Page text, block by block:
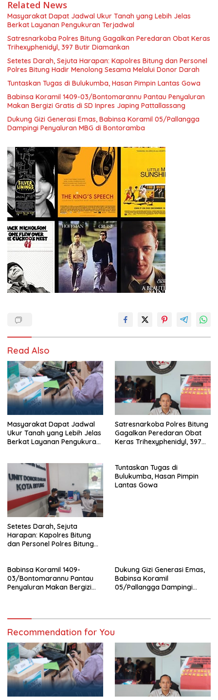
Related News
Masyarakat Dapat Jadwal Ukur Tanah yang Lebih Jelas
Berkat Layanan Pengukuran Terjadwal
Satresnarkoba Polres Bitung Gagalkan Peredaran Obat Keras
Trihexyphenidyl, 397 Butir Diamankan
Setetes Darah, Sejuta Harapan: Kapolres Bitung dan Personel
Polres Bitung Hadir Menolong Sesama Melalui Donor Darah
Tuntaskan Tugas di Bulukumba, Hasan Pimpin Lantas Gowa
Babinsa Koramil 1409-03/Bontomarannu Pantau Penyaluran
Makan Bergizi Gratis di SD Inpres Japing Pattallassang
Dukung Gizi Generasi Emas, Babinsa Koramil 05/Pallangga
Dampingi Penyaluran MBG di Bontoramba
Read Also
Masyarakat Dapat Jadwal
Ukur Tanah yang Lebih Jelas
Berkat Layanan Pengukuran
Satresnarkoba Polres Bitung
Gagalkan Peredaran Obat
Keras Trihexyphenidyl, 397
Setetes Darah, Sejuta
Harapan: Kapolres Bitung
dan Personel Polres Bitung
Tuntaskan Tugas di
Bulukumba, Hasan Pimpin
Lantas Gowa
Babinsa Koramil 1409-
03/Bontomarannu Pantau
Penyaluran Makan Bergizi
Dukung Gizi Generasi Emas,
Babinsa Koramil
05/Pallangga Dampingi
Recommendation for You